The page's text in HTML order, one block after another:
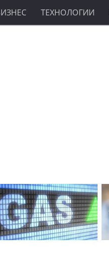
ТЕХНОЛОГИИ